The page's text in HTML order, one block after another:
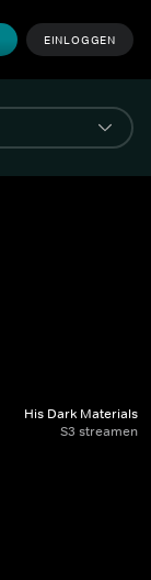
EINLOGGEN
His Dark Materials
S3 streamen